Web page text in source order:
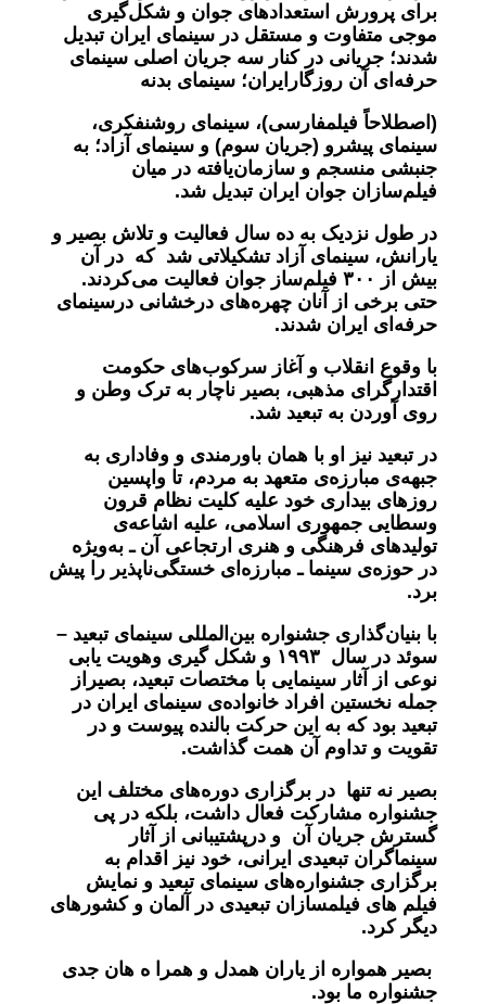
برای پرورش استعدادهای جوان و شکل‌گیری
موجی متفاوت و مستقل در سینمای ایران تبدیل
شدند؛ جریانی در کنار سه جریان اصلی سینمای
حرفه‌ای آن روزگارایران؛ سینمای بدنه
(اصطلاحاً فیلمفارسی)، سینمای روشنفکری،
سینمای پیشرو (جریان سوم) و سینمای آزاد؛ به
جنبشی منسجم و سازمان‌یافته در میان
فیلم‌سازان جوان ایران تبدیل شد.
در طول نزدیک به ده سال فعالیت و تلاش بصیر و
یارانش، سینمای آزاد تشکیلاتی شد که در آن
بیش از
۳۰۰ فیلم‌ساز جوان فعالیت می‌کردند.
حتی برخی از آنان چهره‌های درخشانی درسینمای
حرفه‌ای ایران شدند.
با وقوع انقلاب و آغاز سرکوب‌های حکومت
اقتدارگرای مذهبی، بصیر ناچار به ترک وطن و
روی آوردن به تبعید شد.
در تبعید نیز او با همان باورمندی و وفاداری به
جبهه‌ی مبارزه‌ی متعهد به مردم، تا واپسین
روزهای بیداری خود علیه کلیت نظام قرون‌
وسطایی جمهوری اسلامی، علیه اشاعه‌ی
تولیدهای فرهنگی و هنری ارتجاعی آن ـ به‌ویژه
در حوزه‌ی سینما ـ مبارزه‌ای خستگی‌ناپذیر را پیش
برد.
با بنیان‌گذاری جشنواره بین‌المللی سینمای تبعید –
سوئد در سال ۱۹۹۳ و شکل گیری وهویت یابی
نوعی از آثار سینمایی با مختصات تبعید، بصیراز
جمله نخستین افراد خانواده‌ی سینمای ایران در
تبعید بود که به این حرکت بالنده پیوست و در
تقویت و تداوم آن همت گذاشت.
بصیر نه تنها در برگزاری دوره‌های مختلف این
جشنواره مشارکت فعال داشت، بلکه در پی
گسترش جریان آن و درپشتیبانی از آثار
سینماگران تبعیدی ایرانی، خود نیز اقدام به
برگزاری جشنواره‌های سینمای تبعید و نمایش
فیلم های فیلمسازان تبعیدی در آلمان و کشورهای
دیگر کرد.
بصیر همواره از یاران همدل و همرا ه هان جدی
جشنواره ما بود.